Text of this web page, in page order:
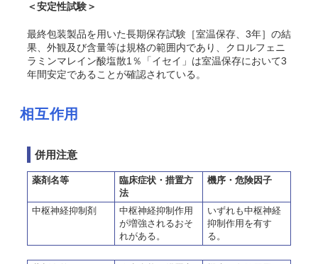
＜安定性試験＞
最終包装製品を用いた長期保存試験［室温保存、3年］の結
果、外観及び含量等は規格の範囲内であり、クロルフェニ
ラミンマレイン酸塩散1％「イセイ」は室温保存において3
年間安定であることが確認されている。
相互作用
併用注意
薬剤名等
臨床症状・措置方
法
機序・危険因子
中枢神経抑制剤
中枢神経抑制作用
が増強されるおそ
れがある。
いずれも中枢神経
抑制作用を有す
る。